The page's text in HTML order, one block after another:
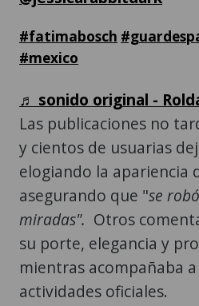
#mexico
♬ sonido original -
y cientos de usuarias
elogiando la apariencia
asegurando que "se
miradas". Otros
su porte, elegancia y
mientras acompañaba
actividades oficiales.
Aunque el joven no ha